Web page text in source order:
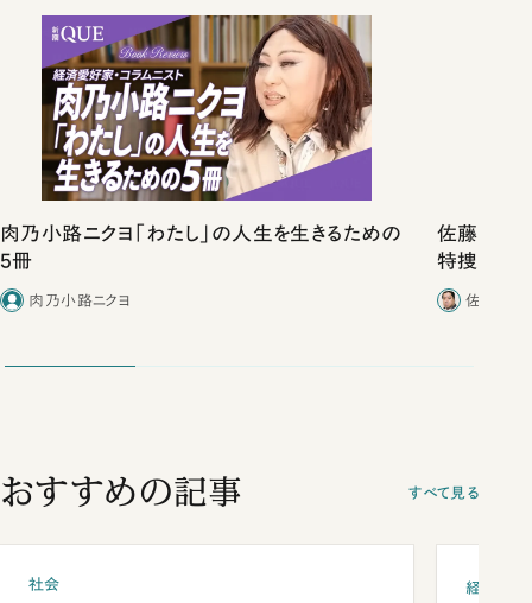
肉乃小路ニクヨ「わたし」の人生を生きるための
5冊
肉乃小路ニクヨ
佐藤優vs
特捜取調
合ったこと
佐藤優
おすすめの記事 すべて見る
社会 経済・ビ